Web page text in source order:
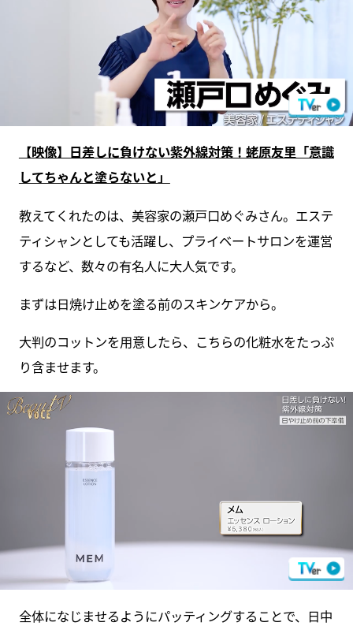
【映像】日差しに負けない紫外線対策！蛯原友里「意識
してちゃんと塗らないと」
教えてくれたのは、美容家の瀬戸口めぐみさん。エステ
ティシャンとしても活躍し、プライベートサロンを運営
するなど、数々の有名人に大人気です。
まずは日焼け止めを塗る前のスキンケアから。
大判のコットンを用意したら、こちらの化粧水をたっぷ
り含ませます。
全体になじませるようにパッティングすることで、日中